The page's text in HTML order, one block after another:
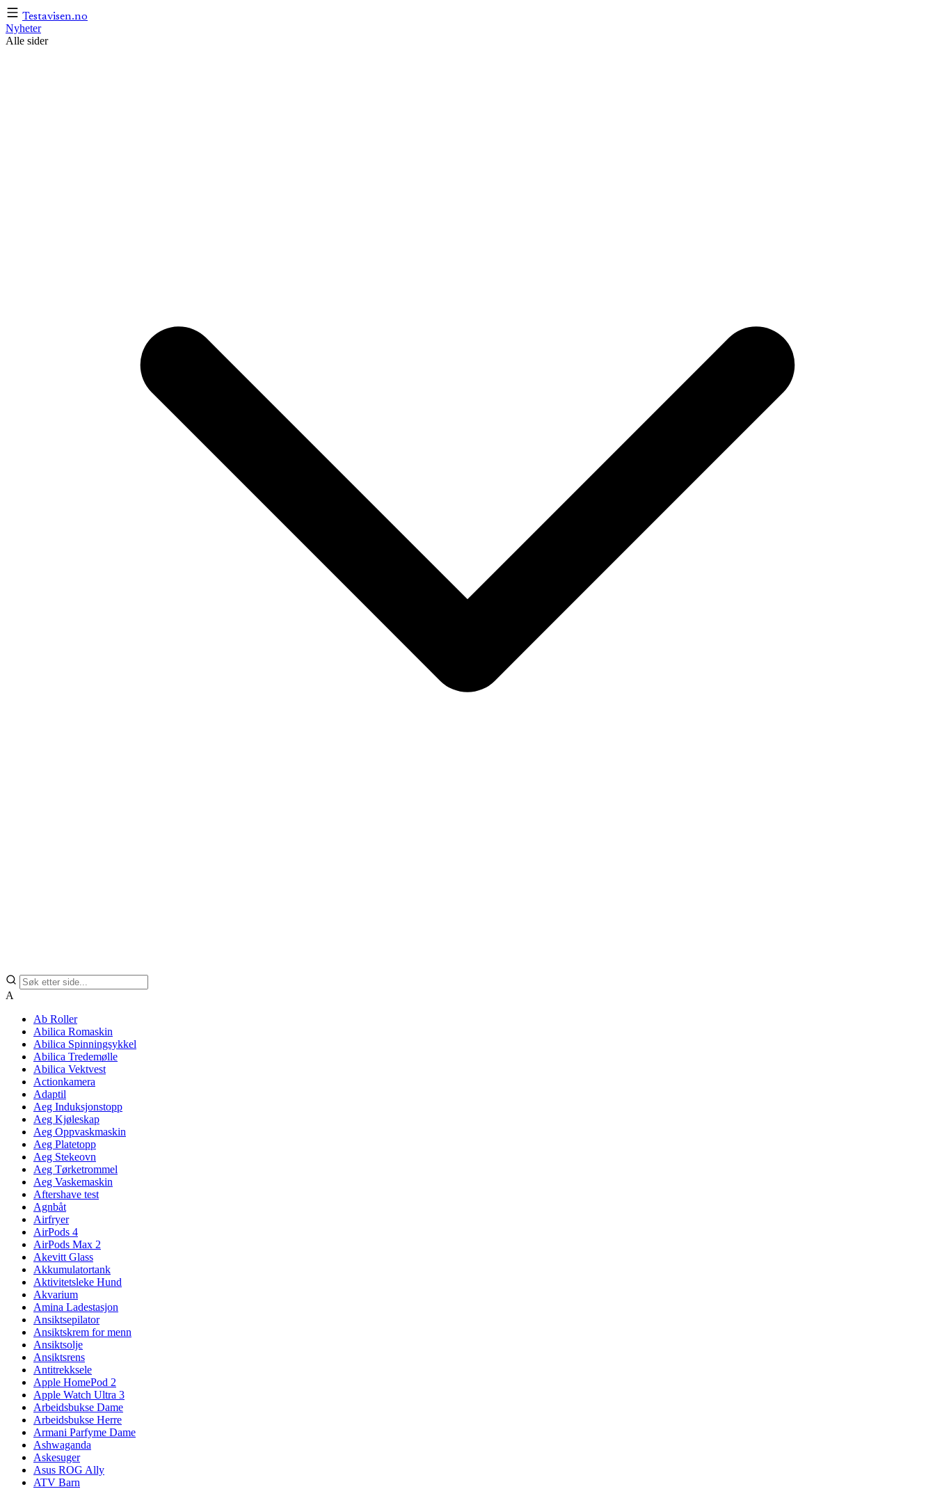
Testavisen.no
Nyheter
Alle sider
A
Ab Roller
Abilica Romaskin
Abilica Spinningsykkel
Abilica Tredemølle
Abilica Vektvest
Actionkamera
Adaptil
Aeg Induksjonstopp
Aeg Kjøleskap
Aeg Oppvaskmaskin
Aeg Platetopp
Aeg Stekeovn
Aeg Tørketrommel
Aeg Vaskemaskin
Aftershave test
Agnbåt
Airfryer
AirPods 4
AirPods Max 2
Akevitt Glass
Akkumulatortank
Aktivitetsleke Hund
Akvarium
Amina Ladestasjon
Ansiktsepilator
Ansiktskrem for menn
Ansiktsolje
Ansiktsrens
Antitrekksele
Apple HomePod 2
Apple Watch Ultra 3
Arbeidsbukse Dame
Arbeidsbukse Herre
Armani Parfyme Dame
Ashwaganda
Askesuger
Asus ROG Ally
ATV Barn